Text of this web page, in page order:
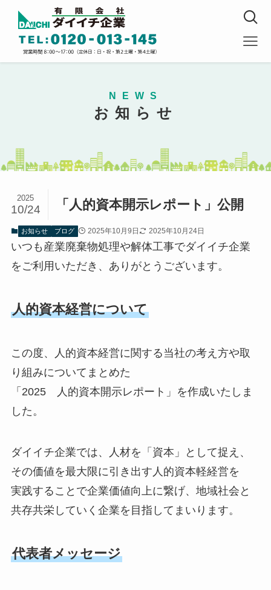
NEWS
お知らせ
「人的資本開示レポート」公開
2025
10/24
お知らせ ブログ 2025年10月9日 2025年10月24日
いつも産業廃棄物処理や解体工事でダイイチ企業
をご利用いただき、ありがとうございます。
人的資本経営について
この度、人的資本経営に関する当社の考え方や取
り組みについてまとめた
「2025 人的資本開示レポート」を作成いたしま
した。
ダイイチ企業では、人材を「資本」として捉え、
その価値を最大限に引き出す人的資本軽経営を
実践することで企業価値向上に繋げ、地域社会と
共存共栄していく企業を目指してまいります。
代表者メッセージ